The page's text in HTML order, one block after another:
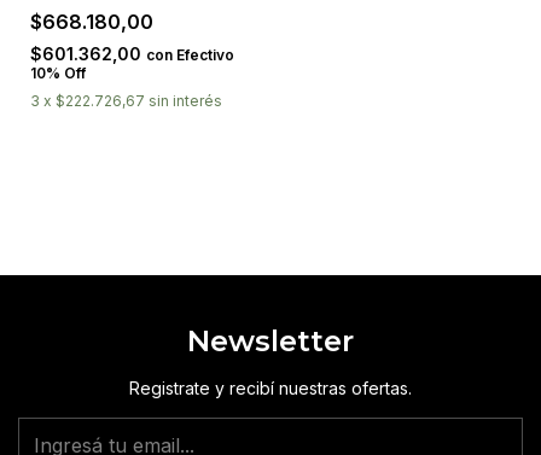
Extractor
$668.180,00
$601.362,00 con Efectivo
10% Off
3 x $222.726,67 sin interés
Newsletter
Registrate y recibí nuestras ofertas.